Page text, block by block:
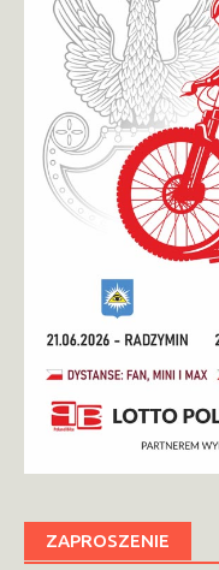
ZAPROSZENIE